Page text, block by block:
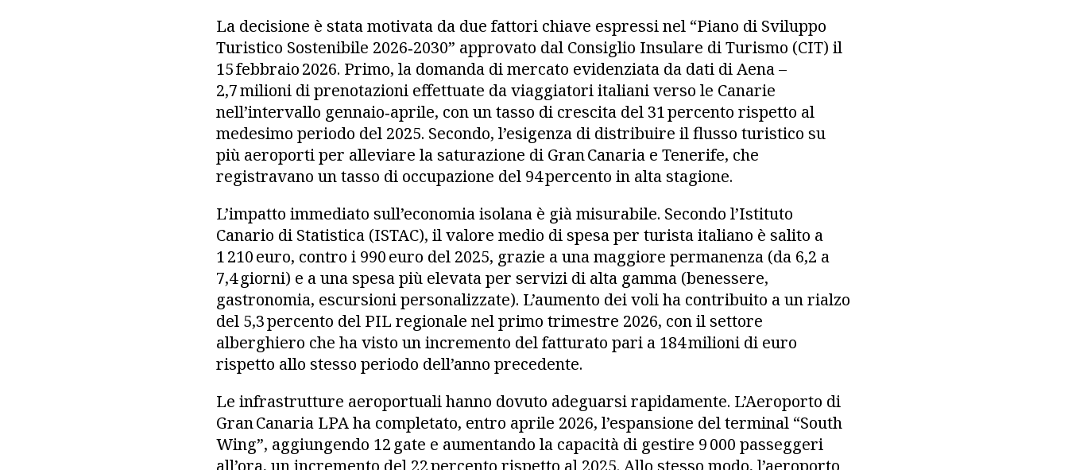
La decisione è stata motivata da due fattori chiave espressi nel “Piano di Sviluppo
Turistico Sostenibile 2026‑2030” approvato dal Consiglio Insulare di Turismo (CIT) il
15 febbraio 2026. Primo, la domanda di mercato evidenziata da dati di Aena –
2,7 milioni di prenotazioni effettuate da viaggiatori italiani verso le Canarie
nell’intervallo gennaio‑aprile, con un tasso di crescita del 31 percento rispetto al
medesimo periodo del 2025. Secondo, l’esigenza di distribuire il flusso turistico su
più aeroporti per alleviare la saturazione di Gran Canaria e Tenerife, che
registravano un tasso di occupazione del 94 percento in alta stagione.
L’impatto immediato sull’economia isolana è già misurabile. Secondo l’Istituto
Canario di Statistica (ISTAC), il valore medio di spesa per turista italiano è salito a
1 210 euro, contro i 990 euro del 2025, grazie a una maggiore permanenza (da 6,2 a
7,4 giorni) e a una spesa più elevata per servizi di alta gamma (benessere,
gastronomia, escursioni personalizzate). L’aumento dei voli ha contribuito a un rialzo
del 5,3 percento del PIL regionale nel primo trimestre 2026, con il settore
alberghiero che ha visto un incremento del fatturato pari a 184 milioni di euro
rispetto allo stesso periodo dell’anno precedente.
Le infrastrutture aeroportuali hanno dovuto adeguarsi rapidamente. L’Aeroporto di
Gran Canaria LPA ha completato, entro aprile 2026, l’espansione del terminal “South
Wing”, aggiungendo 12 gate e aumentando la capacità di gestire 9 000 passeggeri
all’ora, un incremento del 22 percento rispetto al 2025. Allo stesso modo, l’aeroporto